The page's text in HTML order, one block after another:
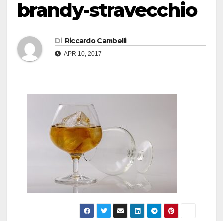
brandy-stravecchio
Di Riccardo Cambelli
APR 10, 2017